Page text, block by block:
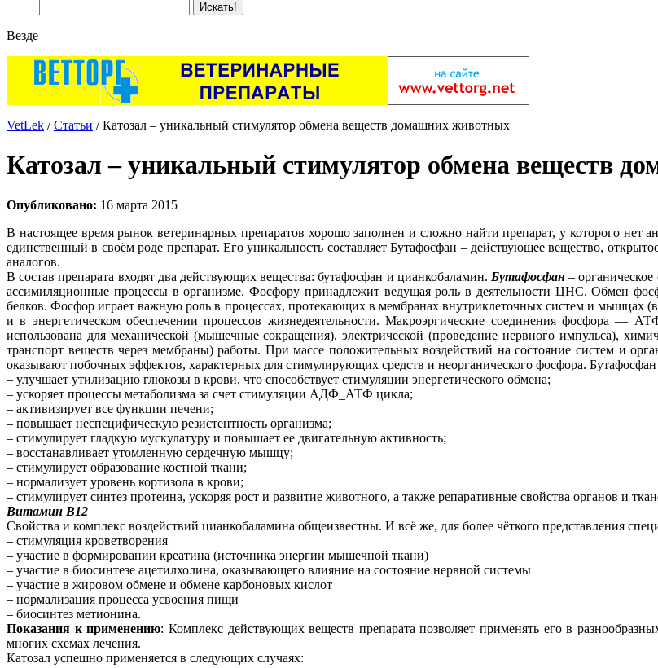
Везде
VetLek /Статьи / Катозал – уникальный стимулятор обмена веществ домашних животных
Катозал – уникальный стимулятор обмена веществ
Опубликовано: 16 марта 2015
В настоящее время рынок ветеринарных препаратов хорошо заполнен и сложно найти препарат, у которого нет
единственный в своём роде препарат. Его уникальность составляет Бутафосфан – действующее вещество,
аналогов.
В состав препарата входят два действующих вещества: бутафосфан и цианкобаламин. Бутафосфан –
ассимиляционные процессы в организме. Фосфору принадлежит ведущая роль в деятельности ЦНС. Обмен
белков. Фосфор играет важную роль в процессах, протекающих в мембранах внутриклеточных систем и мышцах
и в энергетическом обеспечении процессов жизнедеятельности. Макроэргические соединения фосфора —
использована для механической (мышечные сокращения), электрической (проведение нервного импульса),
транспорт веществ через мембраны) работы. При массе положительных воздействий на состояние систем и
оказывают побочных эффектов, характерных для стимулирующих средств и неорганического фосфора.
– улучшает утилизацию глюкозы в крови, что способствует стимуляции энергетического обмена;
– ускоряет процессы метаболизма за счет стимуляции АДФ_АТФ цикла;
– активизирует все функции печени;
– повышает неспецифическую резистентность организма;
– стимулирует гладкую мускулатуру и повышает ее двигательную активность;
– восстанавливает утомленную сердечную мышцу;
– стимулирует образование костной ткани;
– нормализует уровень кортизола в крови;
– стимулирует синтез протеина, ускоряя рост и развитие животного, а также репаративные свойства органов и
Витамин В12
Свойства и комплекс воздействий цианкобаламина общеизвестны. И всё же, для более чёткого представления
– стимуляция кроветворения
– участие в формировании креатина (источника энергии мышечной ткани)
– участие в биосинтезе ацетилхолина, оказывающего влияние на состояние нервной системы
– участие в жировом обмене и обмене карбоновых кислот
– нормализация процесса усвоения пищи
– биосинтез метионина.
Показания к применению: Комплекс действующих веществ препарата позволяет применять его в
многих схемах лечения.
Катозал успешно применяется в следующих случаях: